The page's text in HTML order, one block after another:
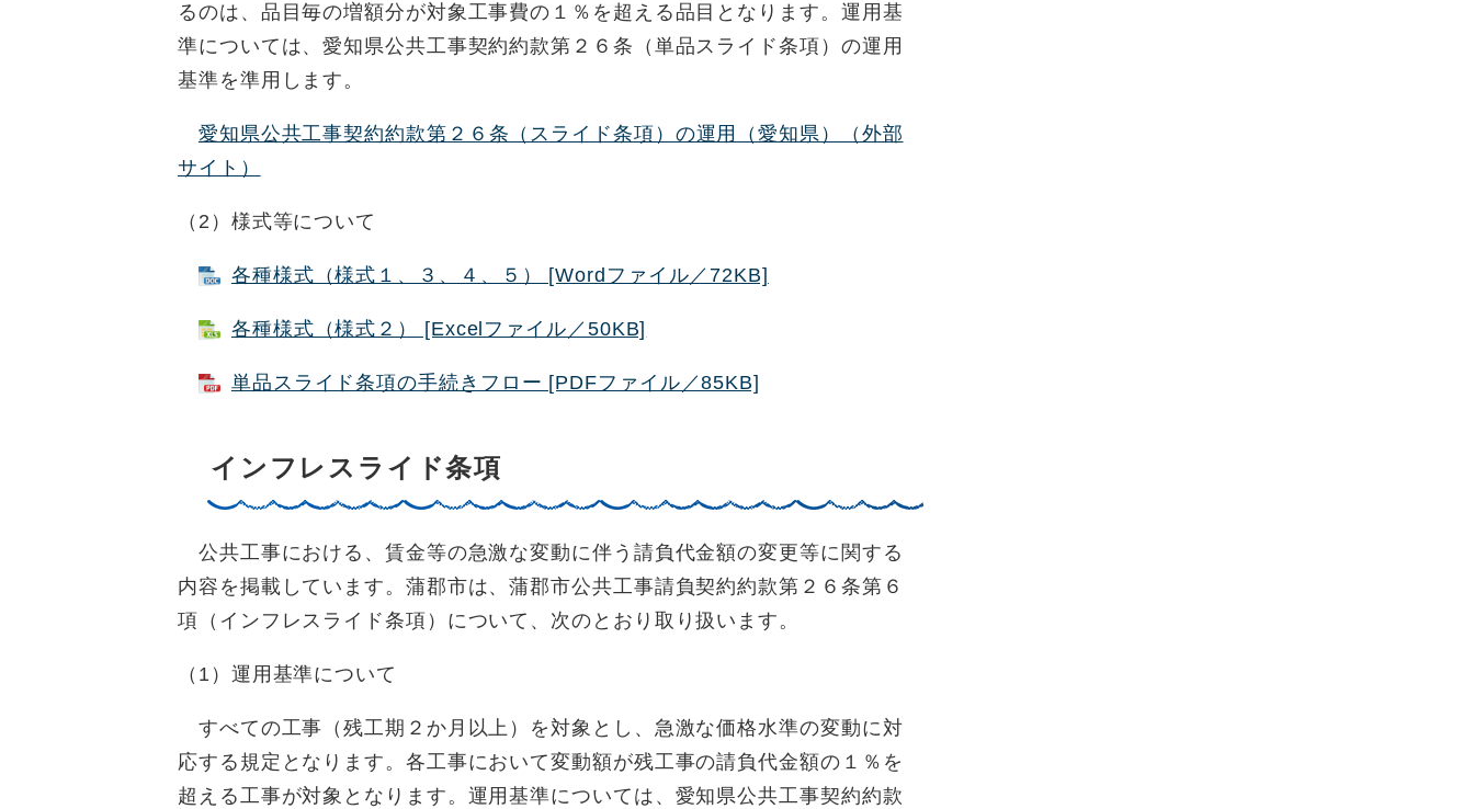
るのは、品目毎の増額分が対象工事費の１％を超える品目となります。運用基
準については、愛知県公共工事契約約款第２６条（単品スライド条項）の運用
基準を準用します。
愛知県公共工事契約約款第２６条（スライド条項）の運用（愛知県）（外部
サイト）
（2）様式等について
各種様式（様式１、３、４、５） [Wordファイル／72KB]
各種様式（様式２） [Excelファイル／50KB]
単品スライド条項の手続きフロー [PDFファイル／85KB]
インフレスライド条項
公共工事における、賃金等の急激な変動に伴う請負代金額の変更等に関する
内容を掲載しています。蒲郡市は、蒲郡市公共工事請負契約約款第２６条第６
項（インフレスライド条項）について、次のとおり取り扱います。
（1）運用基準について
すべての工事（残工期２か月以上）を対象とし、急激な価格水準の変動に対
応する規定となります。各工事において変動額が残工事の請負代金額の１％を
超える工事が対象となります。運用基準については、愛知県公共工事契約約款